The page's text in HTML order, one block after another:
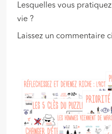
Lesquelles vous
vie ?
Laissez un commentaire